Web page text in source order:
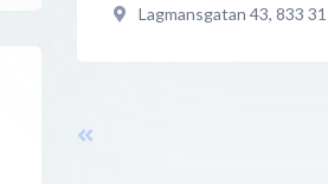
Lagmansgatan 43, 833 31